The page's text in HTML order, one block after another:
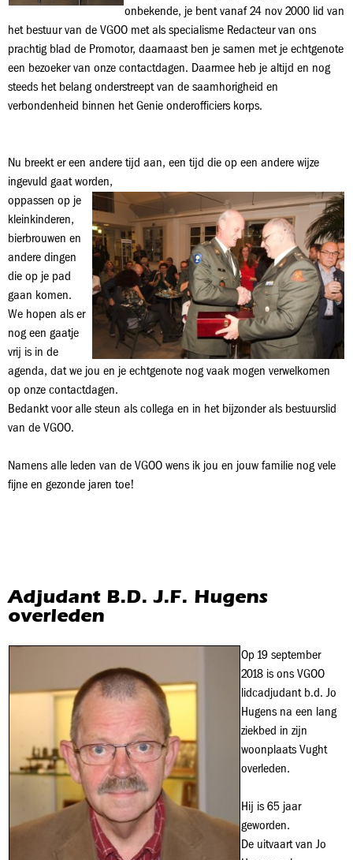
onbekende, je bent vanaf 24 nov 2000 lid van
het bestuur van de VGOO met als specialisme Redacteur van ons
prachtig blad de Promotor, daarnaast ben je samen met je echtgenote
een bezoeker van onze contactdagen. Daarmee heb je altijd en nog
steeds het belang onderstreept van de saamhorigheid en
verbondenheid binnen het Genie onderofficiers korps.
Nu breekt er een andere tijd aan, een tijd die op een andere wijze
ingevuld gaat worden,
oppassen op je
kleinkinderen,
bierbrouwen en
andere dingen
die op je pad
gaan komen.
We hopen als er
nog een gaatje
vrij is in de
agenda, dat we jou en je echtgenote nog vaak mogen verwelkomen
op onze contactdagen.
Bedankt voor alle steun als collega en in het bijzonder als bestuurslid
van de VGOO.
Namens alle leden van de VGOO wens ik jou en jouw familie nog vele
fijne en gezonde jaren toe!
Adjudant B.D. J.F. Hugens
overleden
Op 19 september
2018 is ons VGOO
lidcadjudant b.d. Jo
Hugens na een lang
ziekbed in zijn
woonplaats Vught
overleden.
Hij is 65 jaar
geworden.
De uitvaart van Jo